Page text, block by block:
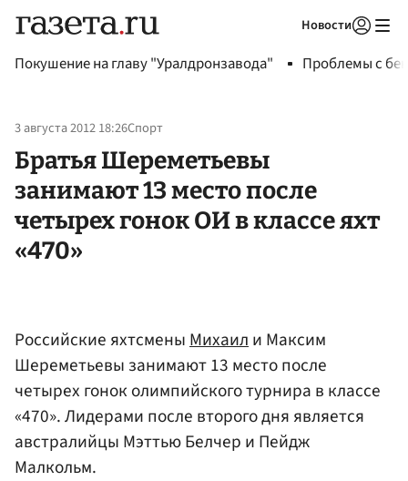
Новости
Покушение на главу "Уралдронзавода" Проблемы с
3 августа 2012 18:26Спорт
Братья Шереметьевы
занимают 13 место после
четырех гонок ОИ в классе яхт
«470»
Российские яхтсменыМихаили Максим
Шереметьевы занимают 13 место после
четырех гонок олимпийского турнира в классе
«470». Лидерами после второго дня является
австралийцы Мэттью Белчер и Пейдж
Малкольм.